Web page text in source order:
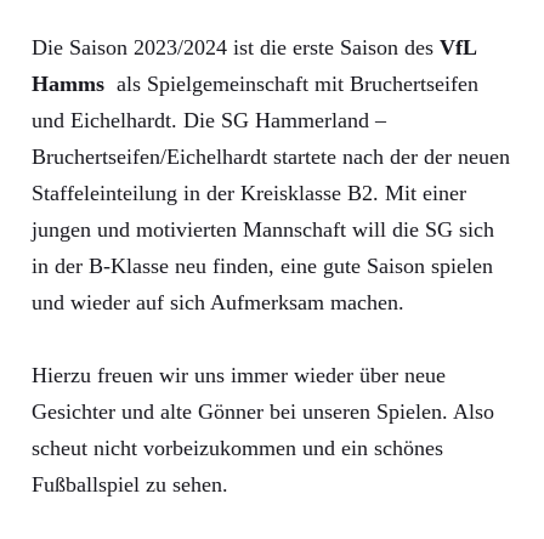
Die Saison 2023/2024 ist die erste Saison des VfL
Hamms als Spielgemeinschaft mit Bruchertseifen
und Eichelhardt. Die SG Hammerland –
Bruchertseifen/Eichelhardt startete nach der der neuen
Staffeleinteilung in der Kreisklasse B2. Mit einer
jungen und motivierten Mannschaft will die SG sich
in der B-Klasse neu finden, eine gute Saison spielen
und wieder auf sich Aufmerksam machen.
Hierzu freuen wir uns immer wieder über neue
Gesichter und alte Gönner bei unseren Spielen. Also
scheut nicht vorbeizukommen und ein schönes
Fußballspiel zu sehen.